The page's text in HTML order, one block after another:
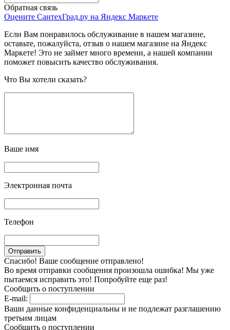
Обратная связь
Оцените СантехГрад.ру на Яндекс Маркете
Если Вам понравилось обслуживание в нашем магазине,
оставьте, пожалуйста, отзыв о нашем магазине на Яндекс
Маркете! Это не займет много времени, а нашей компании
поможет повысить качество обслуживания.
Что Вы хотели сказать?
Ваше имя
Электронная почта
Телефон
Спасибо! Ваше сообщение отправлено!
Во время отправки сообщения произошла ошибка! Мы уже
пытаемся исправить это! Попробуйте еще раз!
Сообщить о поступлении
E-mail:
Ваши данные конфиденциальны и не подлежат разглашению
третьим лицам
Сообщить о поступлении